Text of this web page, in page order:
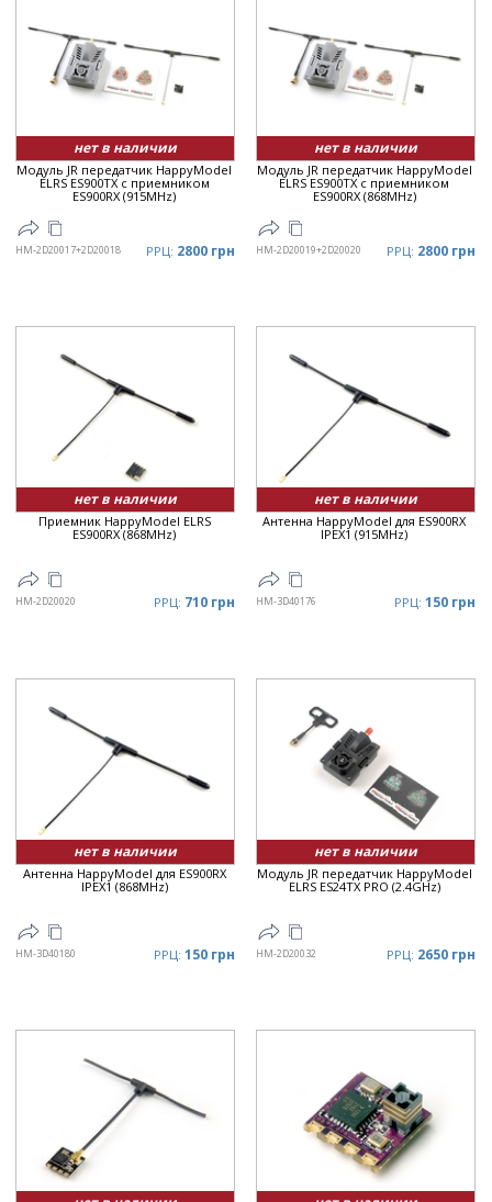
нет в наличии
Модуль JR передатчик HappyModel
ELRS ES900TX с приемником
ES900RX (915MHz)
HM-2D20017+2D20018 РРЦ: 2800 грн
нет в наличии
Модуль JR передатчик HappyModel
ELRS ES900TX с приемником
ES900RX (868MHz)
HM-2D20019+2D20020 РРЦ: 2800 грн
нет в наличии
Приемник HappyModel ELRS
ES900RX (868MHz)
HM-2D20020 РРЦ: 710 грн
нет в наличии
Антенна HappyModel для ES900RX
IPEX1 (915MHz)
HM-3D40176 РРЦ: 150 грн
нет в наличии
Антенна HappyModel для ES900RX
IPEX1 (868MHz)
HM-3D40180 РРЦ: 150 грн
нет в наличии
Модуль JR передатчик HappyModel
ELRS ES24TX PRO (2.4GHz)
HM-2D20032 РРЦ: 2650 грн